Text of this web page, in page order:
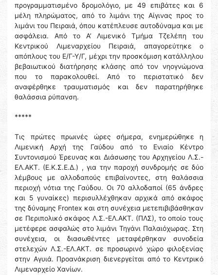
προγραμματισμένο δρομολόγιο, με 49 επιβάτες και 6
μέλη πληρώματος, από το λιμάνι της Αίγινας προς το
λιμάνι του Πειραιά, όπου κατέπλευσε αυτοδύναμα και με
ασφάλεια. Από το Α’ Λιμενικό Τμήμα Τζελέπη του
Κεντρικού Λιμεναρχείου Πειραιά, απαγορεύτηκε ο
απόπλους του Ε/Γ-Υ/Γ, μέχρι την προσκόμιση κατάλληλου
βεβαιωτικού διατήρησης κλάσης από τον νηογνώμονα
που το παρακολουθεί. Από το περιστατικό δεν
αναφέρθηκε τραυματισμός και δεν παρατηρήθηκε
θαλάσσια ρύπανση.
*****
Τις πρώτες πρωινές ώρες σήμερα, ενημερώθηκε η
Λιμενική Αρχή της Γαύδου από το Ενιαίο Κέντρο
Συντονισμού Έρευνας και Διάσωσης του Αρχηγείου Λ.Σ.-
ΕΛ.ΑΚΤ. (Ε.Κ.Σ.Ε.Δ.) , για την παροχή συνδρομής σε δύο
λέμβους με αλλοδαπούς επιβαίνοντες, στη θαλάσσια
περιοχή νότια της Γαύδου. Οι 70 αλλοδαποί (65 άνδρες
και 5 γυναίκες) περισυλλέχθηκαν αρχικά από σκάφος
της δύναμης Frontex και στη συνέχεια μετεπιβιβάσθηκαν
σε Περιπολικό σκάφος Λ.Σ.-ΕΛ.ΑΚΤ. (ΠΛΣ), το οποίο τους
μετέφερε ασφαλώς στο λιμάνι Τηγάνι Παλαιόχωρας. Στη
συνέχεια, οι διασωθέντες μεταφέρθηκαν συνοδεία
στελεχών Λ.Σ.-ΕΛ.ΑΚΤ. σε προσωρινό χώρο φιλοξενίας
στην Αγυιά. Προανάκριση διενεργείται από το Κεντρικό
Λιμεναρχείο Χανίων.